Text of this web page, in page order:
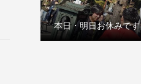
本日・明日お休みです